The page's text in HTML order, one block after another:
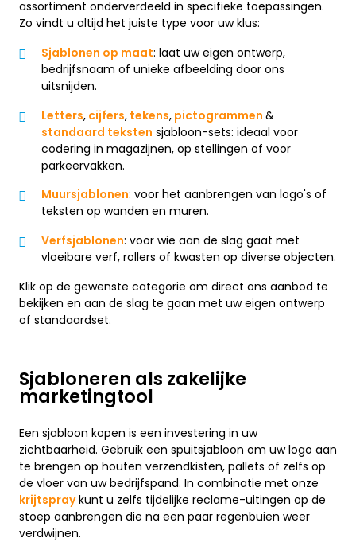
assortiment onderverdeeld in specifieke toepassingen.
Zo vindt u altijd het juiste type voor uw klus:
Sjablonen op maat: laat uw eigen ontwerp,
bedrijfsnaam of unieke afbeelding door ons
uitsnijden.
Letters, cijfers, tekens, pictogrammen &
standaard teksten sjabloon-sets: ideaal voor
codering in magazijnen, op stellingen of voor
parkeervakken.
Muursjablonen: voor het aanbrengen van logo's of
teksten op wanden en muren.
Verfsjablonen: voor wie aan de slag gaat met
vloeibare verf, rollers of kwasten op diverse objecten.
Klik op de gewenste categorie om direct ons aanbod te
bekijken en aan de slag te gaan met uw eigen ontwerp
of standaardset.
Sjabloneren als zakelijke
marketingtool
Een sjabloon kopen is een investering in uw
zichtbaarheid. Gebruik een spuitsjabloon om uw logo aan
te brengen op houten verzendkisten, pallets of zelfs op
de vloer van uw bedrijfspand. In combinatie met onze
krijtspraykunt u zelfs tijdelijke reclame-uitingen op de
stoep aanbrengen die na een paar regenbuien weer
verdwijnen.